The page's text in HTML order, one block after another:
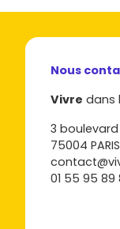
Priorise l'
(étiquette,
Si tu investis,
Compare
avant de
Envie de passer à
,
Nous
Vivre dans
3
75004 PARIS
01 55 95 89